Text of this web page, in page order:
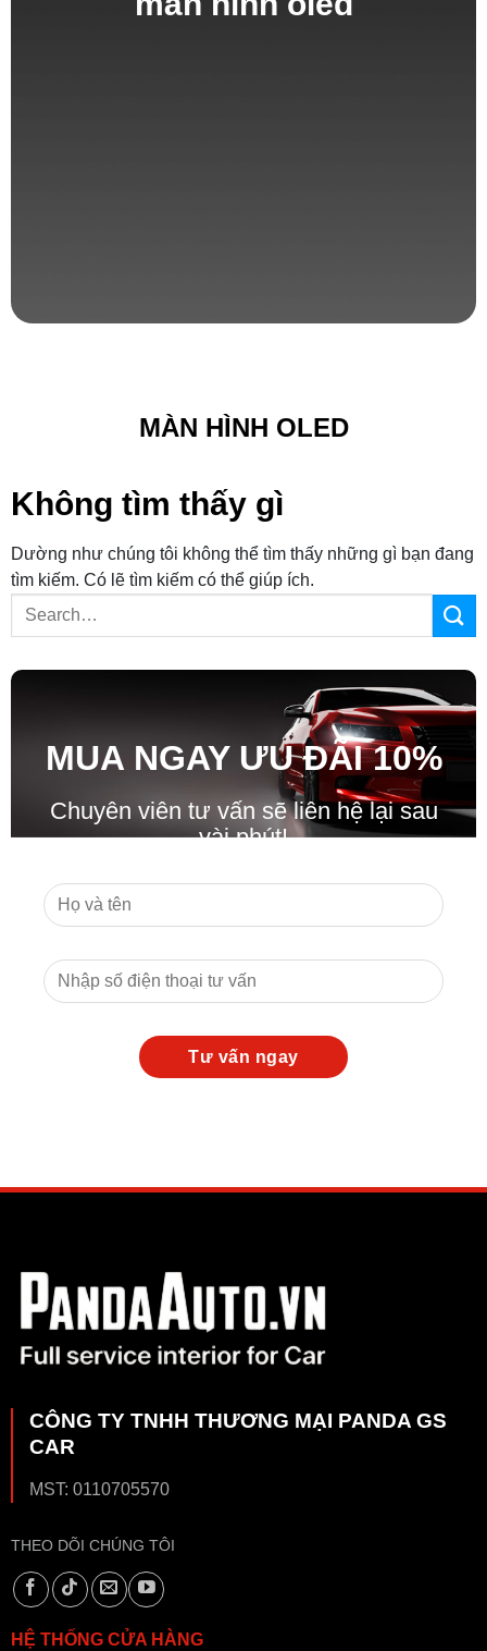
MÀN HÌNH OLED
Không tìm thấy gì
Dường như chúng tôi không thể tìm thấy những gì bạn đang
tìm kiếm. Có lẽ tìm kiếm có thể giúp ích.
MUA NGAY ƯU ĐÃI10%
Chuyên viên tư vấn sẽ liên hệ lại sau
vài phút!
CÔNG TY TNHH THƯƠNG MẠI PANDA GS
CAR
MST: 0110705570
THEO DÕI CHÚNG TÔI
HỆ THỐNG CỬA HÀNG